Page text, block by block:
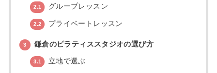
2.1 グループレッスン
2.2 プライベートレッスン
3 鎌倉のピラティススタジオの選び方
3.1 立地で選ぶ